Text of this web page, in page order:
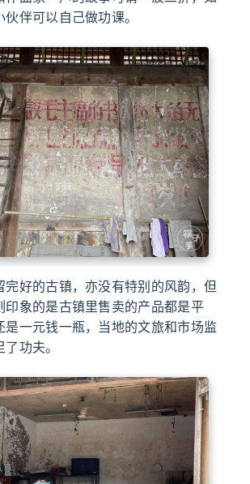
伴可以自己做功课。
完好的古镇，亦没有特别的风韵，但
印象的是古镇里售卖的产品都是平
是一元钱一瓶，当地的文旅和市场监
功夫。